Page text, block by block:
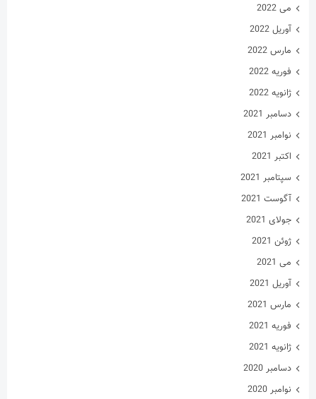
می 2022
آوریل 2022
مارس 2022
فوریه 2022
ژانویه 2022
دسامبر 2021
نوامبر 2021
اکتبر 2021
سپتامبر 2021
آگوست 2021
جولای 2021
ژوئن 2021
می 2021
آوریل 2021
مارس 2021
فوریه 2021
ژانویه 2021
دسامبر 2020
نوامبر 2020